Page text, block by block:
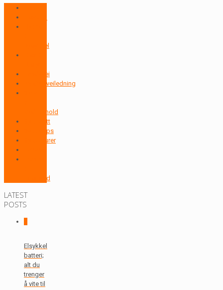
Bysykkel
Landevei
Produktveiledning
Vedlikehold
Sykkelritt
Sykkeltips
Sykkelturer
Kosthold
LATEST
POSTS
Elsykkel
batteri;
alt du
trenger
å vite til